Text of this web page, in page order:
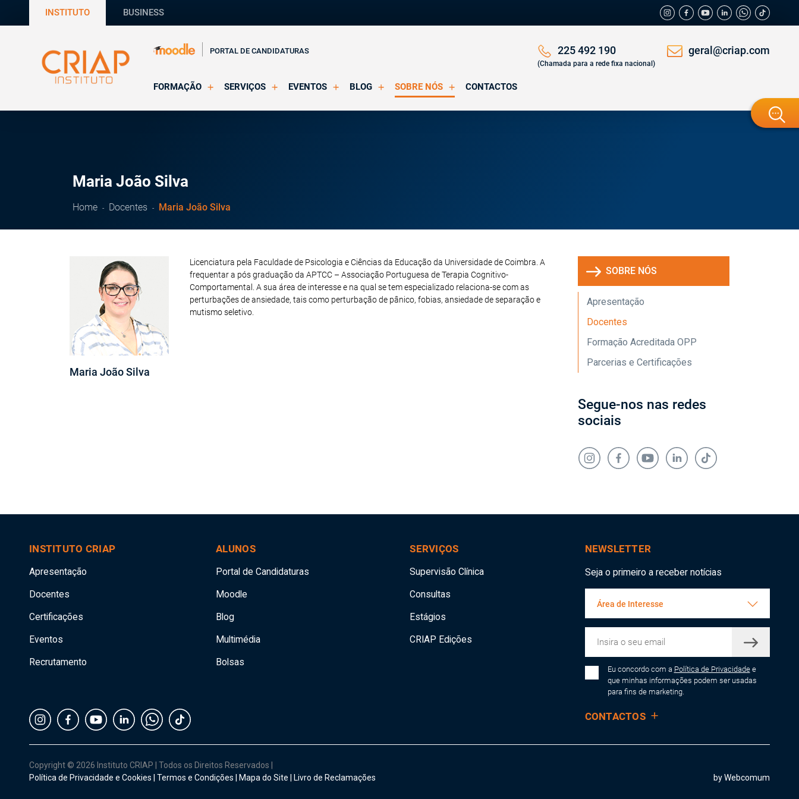
INSTITUTO BUSINESS
PORTAL DE CANDIDATURAS 225 492 190
(Chamada para a rede fixa nacional)
geral@criap.com
FORMAÇÃO SERVIÇOS EVENTOS BLOG SOBRE NÓS CONTACTOS
Maria João Silva
Home Docentes Maria João Silva
Maria João Silva
Licenciatura pela Faculdade de Psicologia e Ciências da Educação da Universidade de Coimbra. A
frequentar a pós graduação da APTCC – Associação Portuguesa de Terapia Cognitivo-
Comportamental. A sua área de interesse e na qual se tem especializado relaciona-se com as
perturbações de ansiedade, tais como perturbação de pânico, fobias, ansiedade de separação e
mutismo seletivo.
SOBRE NÓS
Apresentação
Docentes
Formação Acreditada OPP
Parcerias e Certificações
Segue-nos nas redes
sociais
INSTITUTO CRIAP
Apresentação
Docentes
Certificações
Eventos
Recrutamento
ALUNOS
Portal de Candidaturas
Moodle
Blog
Multimédia
Bolsas
SERVIÇOS
Supervisão Clínica
Consultas
Estágios
CRIAP Edições
CONTACTOS
NEWSLETTER
Seja o primeiro a receber notícias
Área de Interesse
Eu concordo com a Política de Privacidadee
que minhas informações podem ser usadas
para fins de marketing.
Copyright © 2026 Instituto CRIAP Todos os Direitos Reservados
Política de Privacidade e Cookies
Termos e Condições Mapa do Site Livro de Reclamações by Webcomum